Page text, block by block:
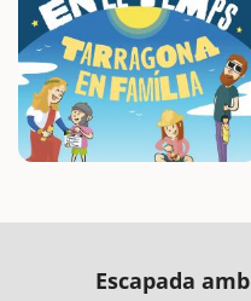
Escapada